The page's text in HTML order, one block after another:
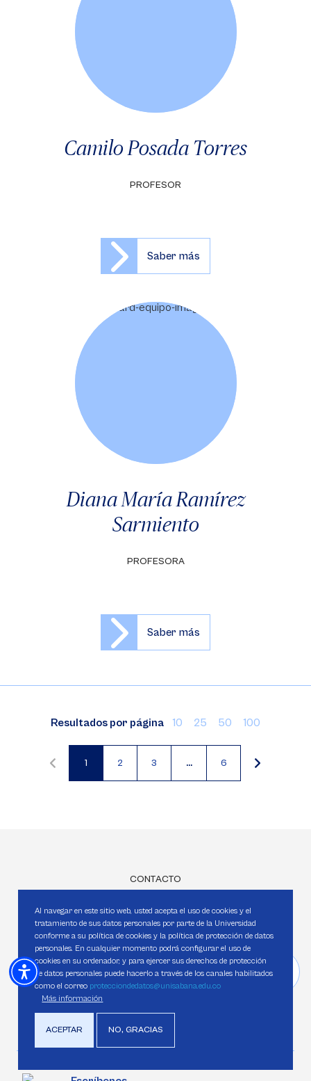
Camilo Posada Torres
PROFESOR
Saber más
Diana María Ramírez
Sarmiento
PROFESORA
Saber más
Resultados por página 10 25 50 100
Página
1
Página
2
Página
3 … 6
CONTACTO
¡Estamos para servir
más y mejor!
Llámanos
Al navegar en este sitio web, usted acepta el uso de cookies y el
tratamiento de sus datos personales por parte de la Universidad
conforme a su política de cookies y la política de protección de datos
personales. En cualquier momento podrá configurar el uso de
cookies en su ordenador, y para ejercer sus derechos de protección
de datos personales puede hacerlo a través de los canales habilitados
como el correo protecciondedatos@unisabana.edu.co
Más información
ACEPTAR NO, GRACIAS